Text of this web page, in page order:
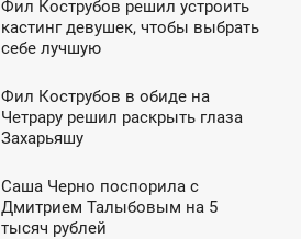
Фил Кострубов решил устроить
кастинг девушек, чтобы выбрать
себе лучшую
Фил Кострубов в обиде на
Четрару решил раскрыть глаза
Захарьяшу
Саша Черно поспорила с
Дмитрием Талыбовым на 5
тысяч рублей